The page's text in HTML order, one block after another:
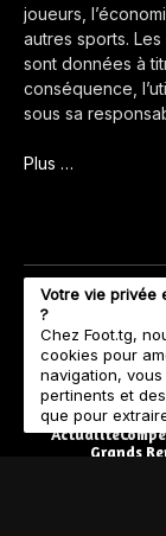
joueurs,
autres sports.
sont données à
conséquence,
sous sa
Plus …
Actualité
Grands
Votre vie privée
?
Chez Foot.tg,
cookies pour
navigation,
pertinents et
que pour